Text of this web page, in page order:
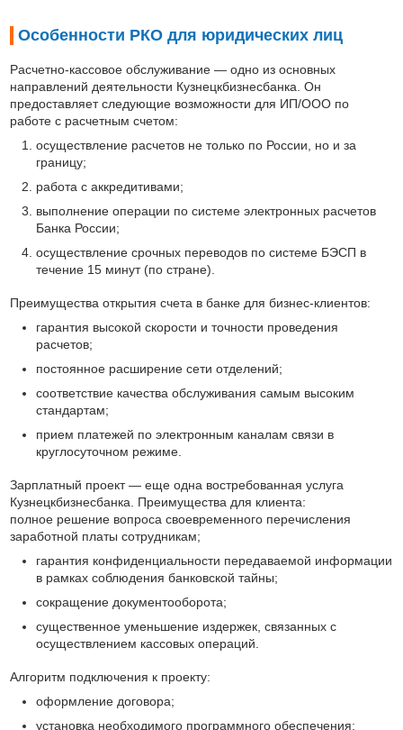
Особенности РКО для юридических лиц
Расчетно-кассовое обслуживание — одно из основных
направлений деятельности Кузнецкбизнесбанка. Он
предоставляет следующие возможности для ИП/ООО по
работе с расчетным счетом:
осуществление расчетов не только по России, но и за
границу;
работа с аккредитивами;
выполнение операции по системе электронных расчетов
Банка России;
осуществление срочных переводов по системе БЭСП в
течение 15 минут (по стране).
Преимущества открытия счета в банке для бизнес-клиентов:
гарантия высокой скорости и точности проведения
расчетов;
постоянное расширение сети отделений;
соответствие качества обслуживания самым высоким
стандартам;
прием платежей по электронным каналам связи в
круглосуточном режиме.
Зарплатный проект — еще одна востребованная услуга
Кузнецкбизнесбанка. Преимущества для клиента:
полное решение вопроса своевременного перечисления
заработной платы сотрудникам;
гарантия конфиденциальности передаваемой информации
в рамках соблюдения банковской тайны;
сокращение документооборота;
существенное уменьшение издержек, связанных с
осуществлением кассовых операций.
Алгоритм подключения к проекту:
оформление договора;
установка необходимого программного обеспечения;